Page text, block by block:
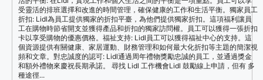
受靈活的排班選擇和改進的時間管理，確保健康的工作和生活平衡。獨家員工
折扣: Lidl為員工提供獨家的折扣平臺，為他們提供獨家折扣。這項福利讓員
工在購物時節省開支並獲得產品和折扣的獨家訪問權。員工可以獲得一張折扣
卡以享受購物的優惠價格。福祉支持: Lidl員工可以獲得福祉中心的支持。這
個資源提供有關健康、家居運動、財務管理和如何最大化折扣等主題的簡潔視
頻和文章。對忠誠度的認可: Lidl通過周年禮物獎勵忠誠的員工，並通過獎金
和額外禮物來慶祝長期承諾。 尋找 Lidl 工作機會Lidl 鼓勵線上申請，但有 多
種途徑...